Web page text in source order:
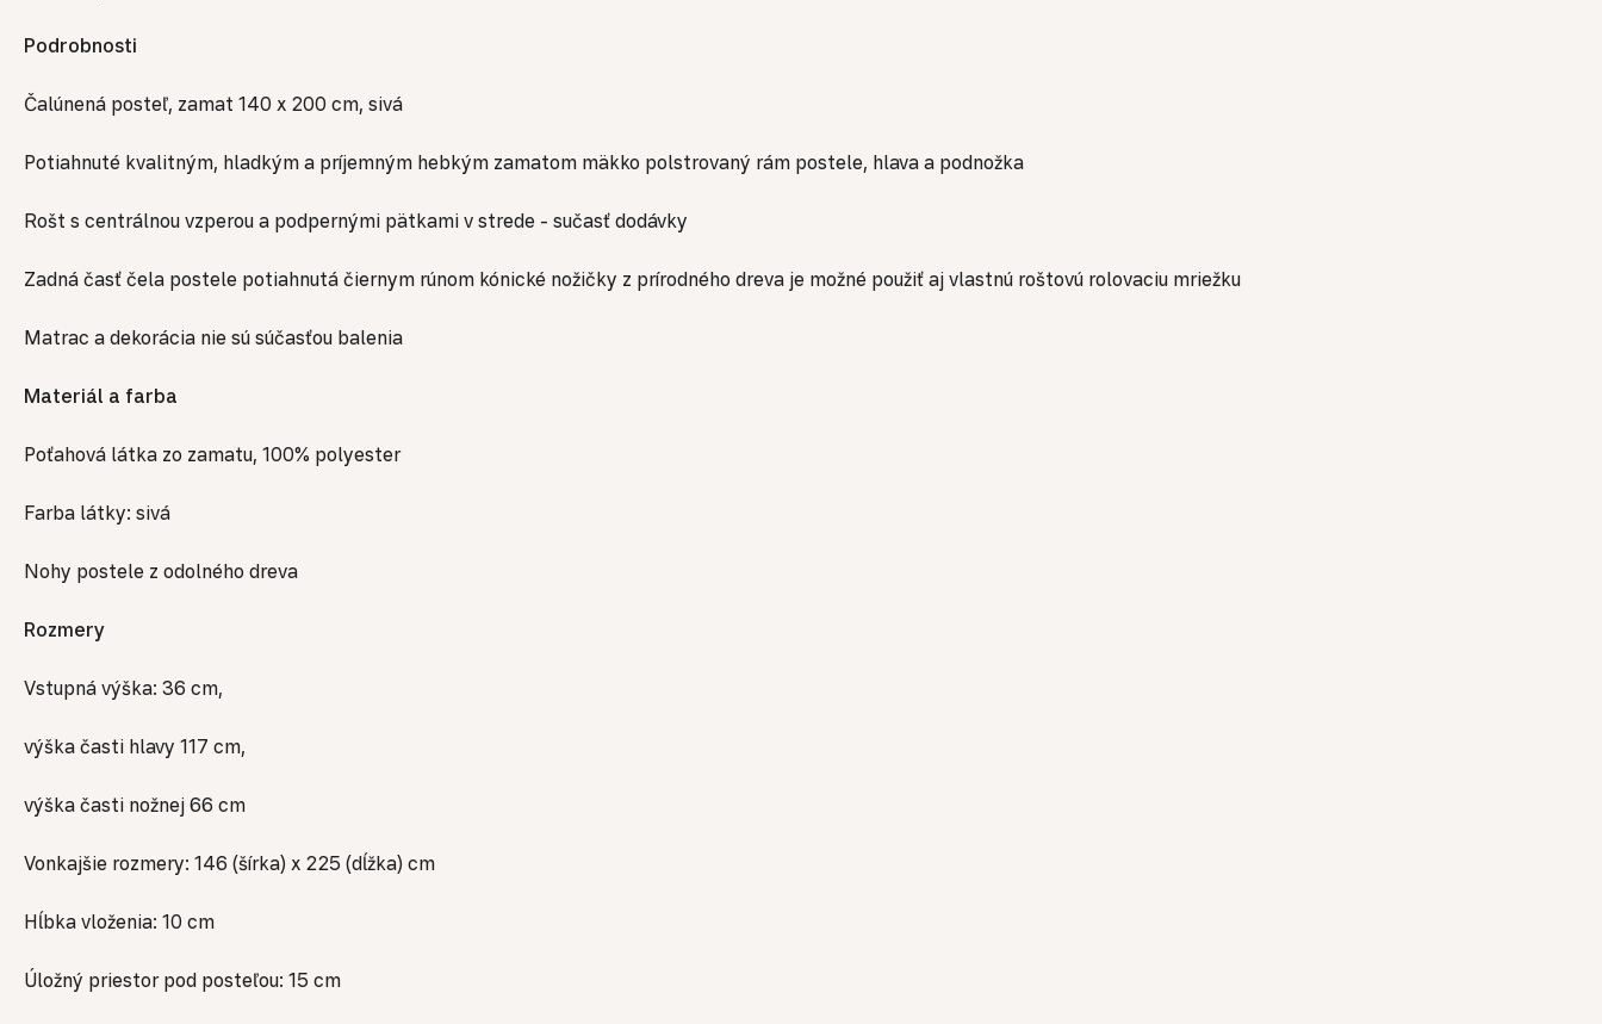
Podrobnosti
Čalúnená posteľ, zamat 140 x 200 cm, sivá
Potiahnuté kvalitným, hladkým a príjemným hebkým zamatom mäkko polstrovaný rám postele, hlava a podnožka
Rošt s centrálnou vzperou a podpernými pätkami v strede - sučasť dodávky
Zadná časť čela postele potiahnutá čiernym rúnom kónické nožičky z prírodného dreva je možné použiť aj vlastnú roštovú rolovaciu mriežku
Matrac a dekorácia nie sú súčasťou balenia
Materiál a farba
Poťahová látka zo zamatu, 100% polyester
Farba látky: sivá
Nohy postele z odolného dreva
Rozmery
Vstupná výška: 36 cm,
výška časti hlavy 117 cm,
výška časti nožnej 66 cm
Vonkajšie rozmery: 146 (šírka) x 225 (dĺžka) cm
Hĺbka vloženia: 10 cm
Úložný priestor pod posteľou: 15 cm